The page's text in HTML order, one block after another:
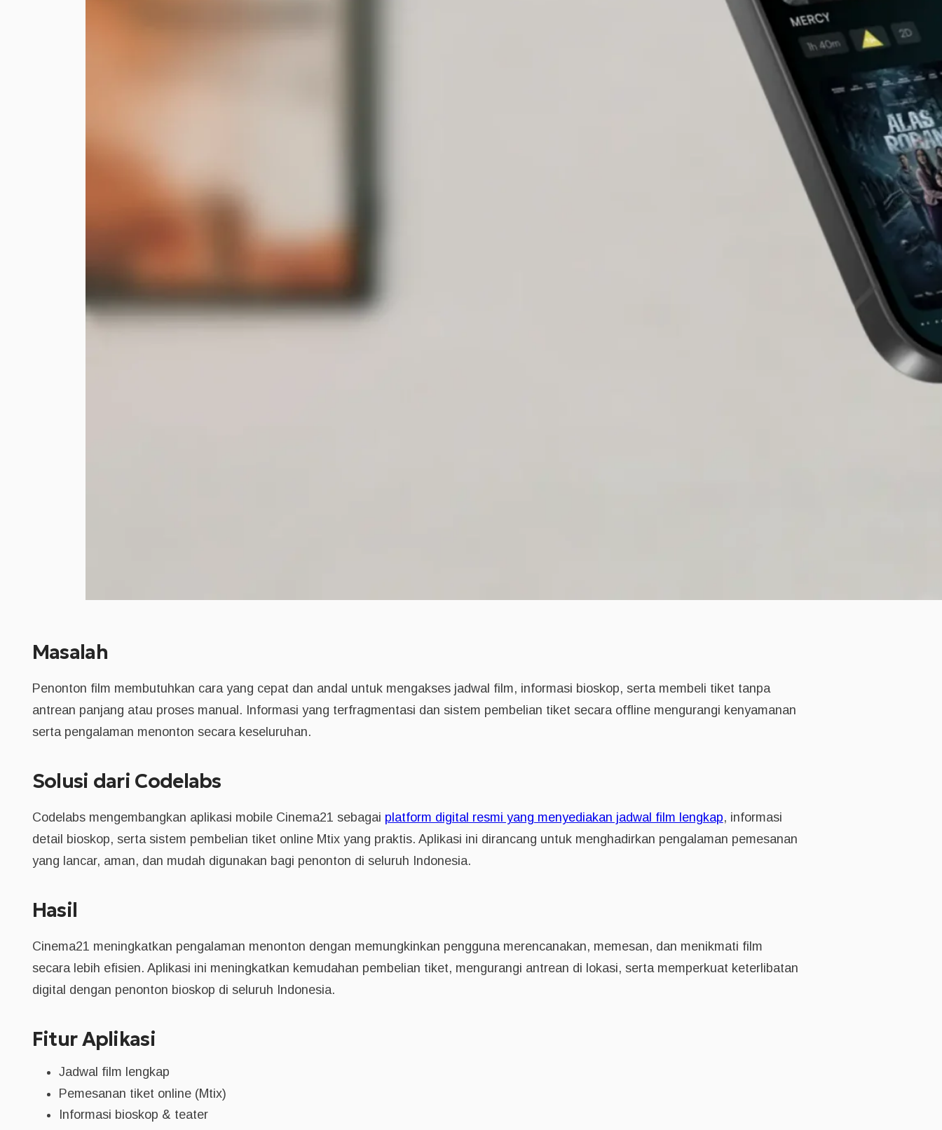
Masalah
Penonton film membutuhkan cara yang cepat dan andal untuk mengakses jadwal film, informasi bioskop, serta membeli tiket tanpa
antrean panjang atau proses manual. Informasi yang terfragmentasi dan sistem pembelian tiket secara offline mengurangi kenyamanan
serta pengalaman menonton secara keseluruhan.
Solusi dari Codelabs
Codelabs mengembangkan aplikasi mobile Cinema21 sebagai platform digital resmi yang menyediakan jadwal film lengkap, informasi
detail bioskop, serta sistem pembelian tiket online Mtix yang praktis. Aplikasi ini dirancang untuk menghadirkan pengalaman pemesanan
yang lancar, aman, dan mudah digunakan bagi penonton di seluruh Indonesia.
Hasil
Cinema21 meningkatkan pengalaman menonton dengan memungkinkan pengguna merencanakan, memesan, dan menikmati film
secara lebih efisien. Aplikasi ini meningkatkan kemudahan pembelian tiket, mengurangi antrean di lokasi, serta memperkuat keterlibatan
digital dengan penonton bioskop di seluruh Indonesia.
Fitur Aplikasi
Jadwal film lengkap
Pemesanan tiket online (Mtix)
Informasi bioskop & teater